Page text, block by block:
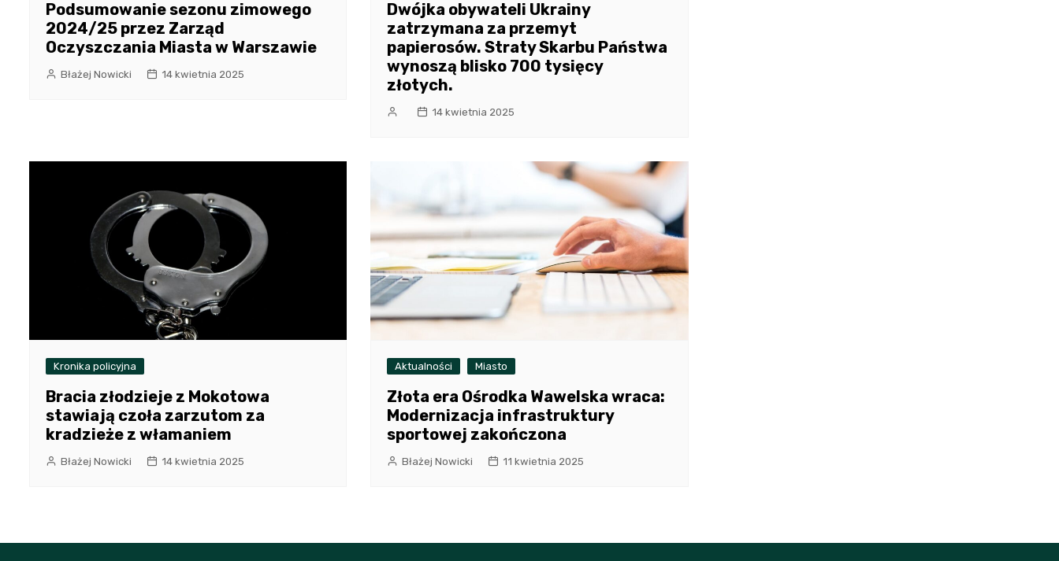
Podsumowanie sezonu zimowego
2024/25 przez Zarząd
Oczyszczania Miasta w Warszawie
Błażej Nowicki 14 kwietnia 2025
Dwójka obywateli Ukrainy
zatrzymana za przemyt
papierosów. Straty Skarbu Państwa
wynoszą blisko 700 tysięcy
złotych.
14 kwietnia 2025
Kronika policyjna
Bracia złodzieje z Mokotowa
stawiają czoła zarzutom za
kradzieże z włamaniem
Błażej Nowicki 14 kwietnia 2025
Aktualności Miasto
Złota era Ośrodka Wawelska wraca:
Modernizacja infrastruktury
sportowej zakończona
Błażej Nowicki 11 kwietnia 2025